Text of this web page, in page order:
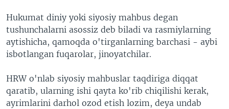
Hukumat diniy yoki siyosiy mahbus degan
tushunchalarni asossiz deb biladi va rasmiylarning
aytishicha, qamoqda o'tirganlarning barchasi - aybi
isbotlangan fuqarolar, jinoyatchilar.
HRW o'nlab siyosiy mahbuslar taqdiriga diqqat
qaratib, ularning ishi qayta ko'rib chiqilishi kerak,
ayrimlarini darhol ozod etish lozim, deya undab